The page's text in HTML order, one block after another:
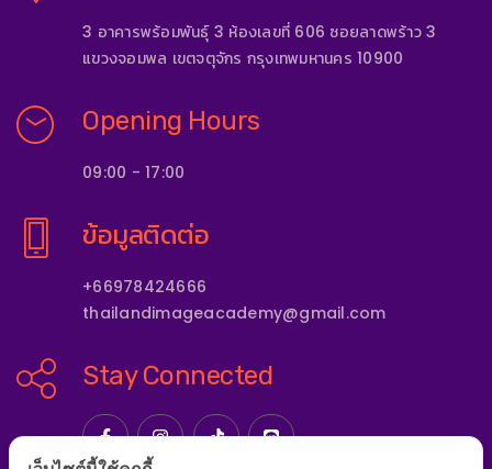
3 อาคารพร้อมพันธุ์ 3 ห้องเลขที่ 606 ซอยลาดพร้าว 3
แขวงจอมพล เขตจตุจักร กรุงเทพมหานคร 10900
Opening Hours
09:00 - 17:00
ข้อมูลติดต่อ
+66978424666
thailandimageacademy@gmail.com
Stay Connected